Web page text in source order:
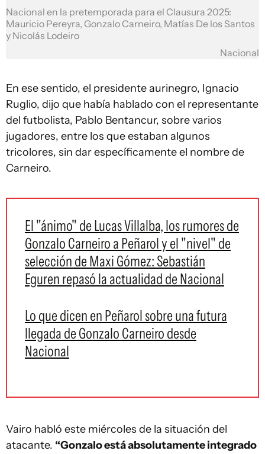
Nacional en la pretemporada para el Clausura 2025:
Mauricio Pereyra, Gonzalo Carneiro, Matías De los Santos
y Nicolás Lodeiro
Nacional
En ese sentido, el presidente aurinegro, Ignacio
Ruglio, dijo que había hablado con el representante
del futbolista, Pablo Bentancur, sobre varios
jugadores, entre los que estaban algunos
tricolores, sin dar específicamente el nombre de
Carneiro.
El "ánimo" de Lucas Villalba, los rumores de
Gonzalo Carneiro a Peñarol y el "nivel" de
selección de Maxi Gómez: Sebastián
Eguren repasó la actualidad de Nacional
Lo que dicen en Peñarol sobre una futura
llegada de Gonzalo Carneiro desde
Nacional
Vairo habló este miércoles de la situación del
atacante. “Gonzalo está absolutamente integrado